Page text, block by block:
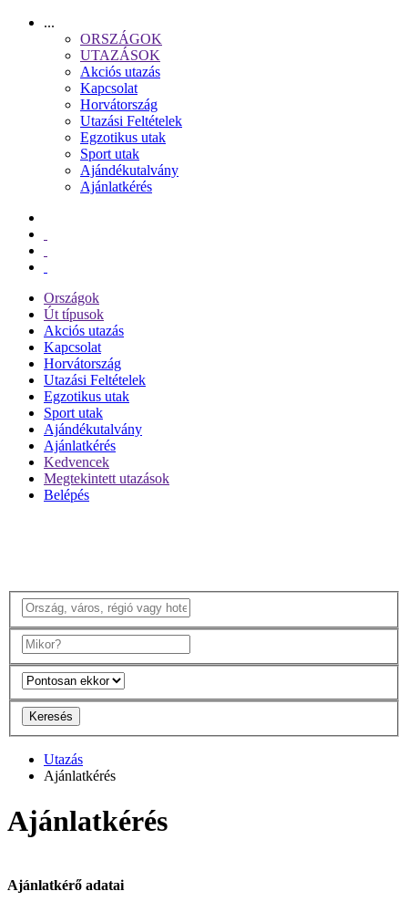
...
ORSZÁGOK
UTAZÁSOK
Akciós utazás
Kapcsolat
Horvátország
Utazási Feltételek
Egzotikus utak
Sport utak
Ajándékutalvány
Ajánlatkérés
Országok
Út típusok
Akciós utazás
Kapcsolat
Horvátország
Utazási Feltételek
Egzotikus utak
Sport utak
Ajándékutalvány
Ajánlatkérés
Kedvencek
Megtekintett utazások
Belépés
Keresés
Utazás
Ajánlatkérés
Ajánlatkérés
Ajánlatkérő adatai